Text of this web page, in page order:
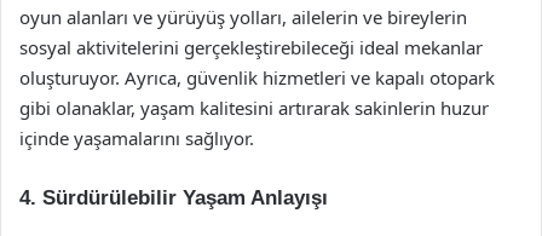
oyun alanları ve yürüyüş yolları, ailelerin ve bireylerin
sosyal aktivitelerini gerçekleştirebileceği ideal mekanlar
oluşturuyor. Ayrıca, güvenlik hizmetleri ve kapalı otopark
gibi olanaklar, yaşam kalitesini artırarak sakinlerin huzur
içinde yaşamalarını sağlıyor.
4. Sürdürülebilir Yaşam Anlayışı